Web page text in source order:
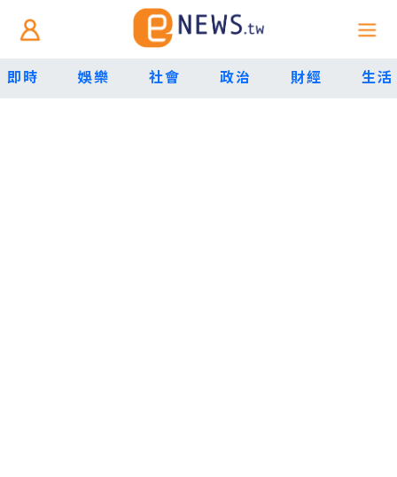
即時 娛樂 社會 政治 財經 生活